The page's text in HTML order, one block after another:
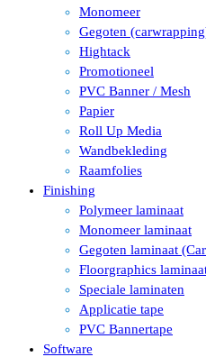
Monomeer
Gegoten
Hightack
Promotioneel
PVC Banner / Mesh
Papier
Roll Up Media
Wandbekleding
Raamfolies
Finishing
Polymeer laminaat
Monomeer laminaat
Gegoten laminaat
Floorgraphics
Speciale laminaten
Applicatie tape
PVC Bannertape
Software